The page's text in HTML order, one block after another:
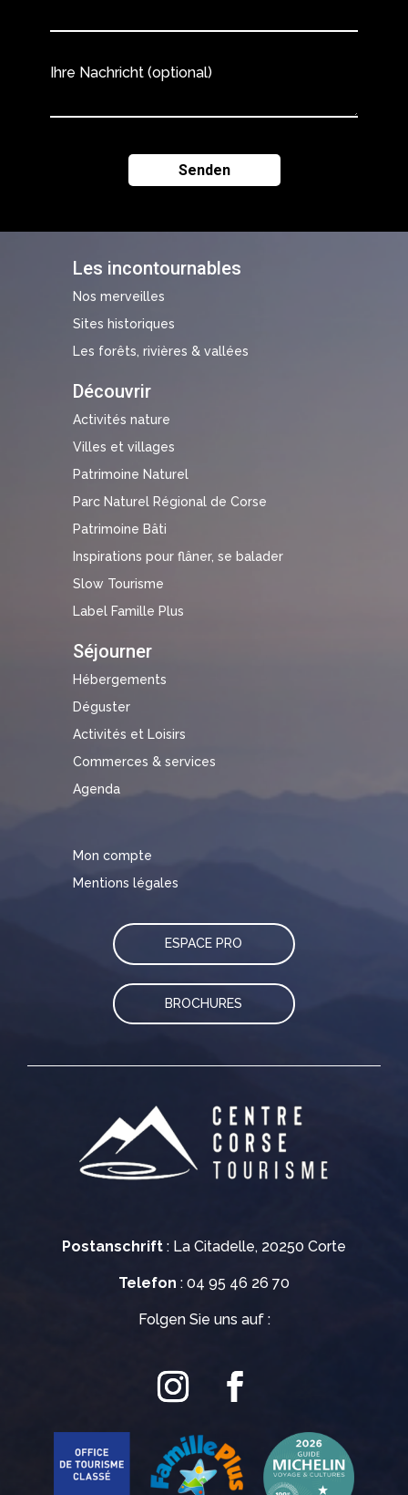
Postanschrift : La Citadelle, 20250 Corte
Telefon : 04 95 46 26 70
Folgen Sie uns auf :
Les incontournables
Nos merveilles
Sites historiques
Les forêts, rivières & vallées
Découvrir
Activités nature
Villes et villages
Patrimoine Naturel
Parc Naturel Régional de Corse
Patrimoine Bâti
Inspirations pour flâner, se balader
Slow Tourisme
Label Famille Plus
Séjourner
Hébergements
Déguster
Activités et Loisirs
Commerces & services
Agenda
Mon compte
Mentions légales
ESPACE PRO
BROCHURES
Ihre Nachricht (optional)